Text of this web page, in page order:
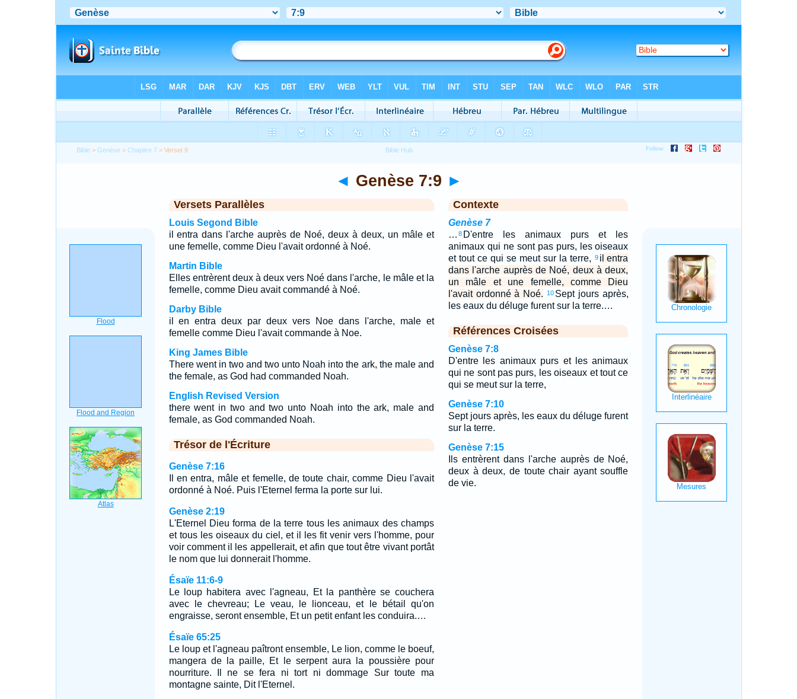
Bible >Genèse >Chapitre 7 > Verset 9
◄ Genèse 7:9 ►
Versets Parallèles
Louis Segond Bible
il entra dans l'arche auprès de Noé, deux à deux, un mâle et
une femelle, comme Dieu l'avait ordonné à Noé.
Martin Bible
Elles entrèrent deux à deux vers Noé dans l'arche, le mâle et la
femelle, comme Dieu avait commandé à Noé.
Darby Bible
il en entra deux par deux vers Noe dans l'arche, male et
femelle comme Dieu l'avait commande à Noe.
King James Bible
There went in two and two unto Noah into the ark, the male and
the female, as God had commanded Noah.
English Revised Version
there went in two and two unto Noah into the ark, male and
female, as God commanded Noah.
Trésor de l'Écriture
Genèse 7:16
Il en entra, mâle et femelle, de toute chair, comme Dieu l'avait
ordonné à Noé. Puis l'Eternel ferma la porte sur lui.
Genèse 2:19
L'Eternel Dieu forma de la terre tous les animaux des champs
et tous les oiseaux du ciel, et il les fit venir vers l'homme, pour
voir comment il les appellerait, et afin que tout être vivant portât
le nom que lui donnerait l'homme.
Ésaïe 11:6-9
Le loup habitera avec l'agneau, Et la panthère se couchera
avec le chevreau; Le veau, le lionceau, et le bétail qu'on
engraisse, seront ensemble, Et un petit enfant les conduira.…
Ésaïe 65:25
Le loup et l'agneau paîtront ensemble, Le lion, comme le boeuf,
mangera de la paille, Et le serpent aura la poussière pour
nourriture. Il ne se fera ni tort ni dommage Sur toute ma
montagne sainte, Dit l'Eternel.
Contexte
Genèse 7
… 8 D'entre les animaux purs et les
animaux qui ne sont pas purs, les oiseaux
et tout ce qui se meut sur la terre, 9 il entra
dans l'arche auprès de Noé, deux à deux,
un mâle et une femelle, comme Dieu
l'avait ordonné à Noé.
10 Sept jours après,
les eaux du déluge furent sur la terre.…
Références Croisées
Genèse 7:8
D'entre les animaux purs et les animaux
qui ne sont pas purs, les oiseaux et tout ce
qui se meut sur la terre,
Genèse 7:10
Sept jours après, les eaux du déluge furent
sur la terre.
Genèse 7:15
Ils entrèrent dans l'arche auprès de Noé,
deux à deux, de toute chair ayant souffle
de vie.